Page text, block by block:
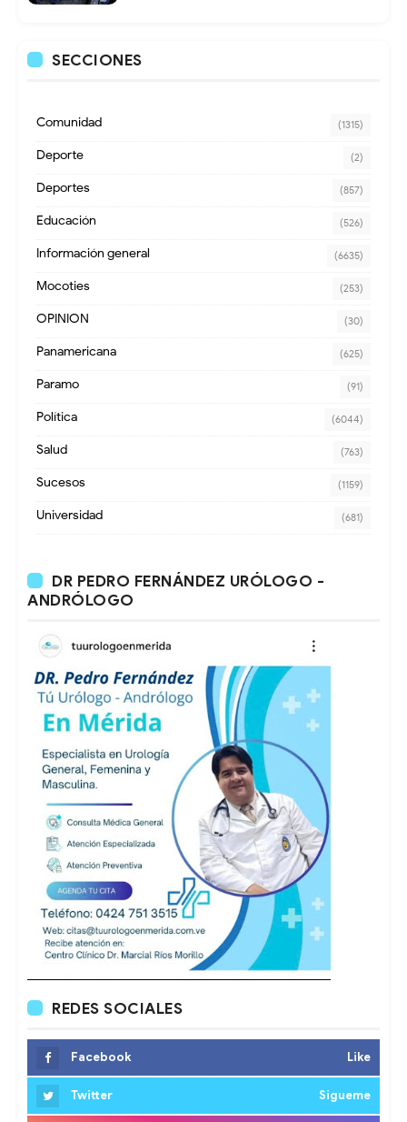
SECCIONES
Comunidad (1315)
Deporte (2)
Deportes (857)
Educación (526)
Información general (6635)
Mocoties (253)
OPINION (30)
Panamericana (625)
Paramo (91)
Política (6044)
Salud (763)
Sucesos (1159)
Universidad (681)
DR PEDRO FERNÁNDEZ URÓLOGO -
ANDRÓLOGO
REDES SOCIALES
Facebook Like
Twitter Sigueme